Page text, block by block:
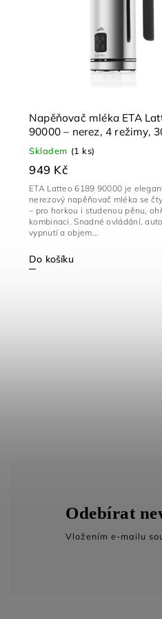
Napěňovač mléka ETA
90000 – nerez, 4 režimy,
Skladem (1 ks)
949 Kč
Do košíku
ETA Latteo 6189 90000 je
nerezový napěňovač mléka se
– pro horkou i studenou pěnu,
kombinaci. Snadné ovládání,
vypnutí a objem...
Odebírat
Vložením e-mailu